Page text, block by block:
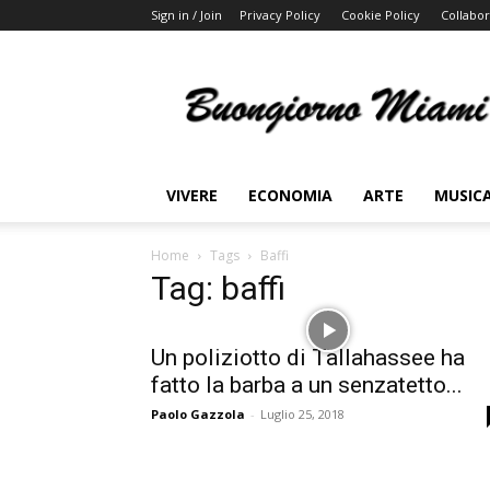
Sign in / Join Privacy Policy Cookie Policy
Miami
VIVERE ECONOMIA ARTE
Home Tags Baffi
Tag: baffi
Un poliziotto di Tallahassee ha
fatto la barba a un senzatetto...
Paolo Gazzola - Luglio 25, 2018